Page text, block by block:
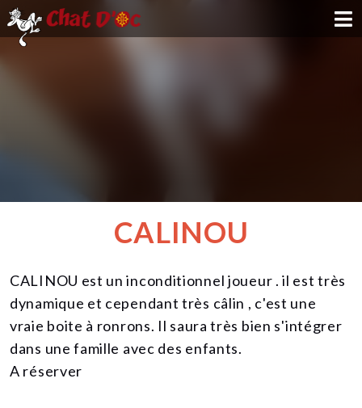
NOUS SOUTENIR
CONTACT
CALINOU
CALINOU est un inconditionnel joueur . il est très
dynamique et cependant très câlin , c'est une
vraie boite à ronrons. Il saura très bien s'intégrer
dans une famille avec des enfants.
A réserver